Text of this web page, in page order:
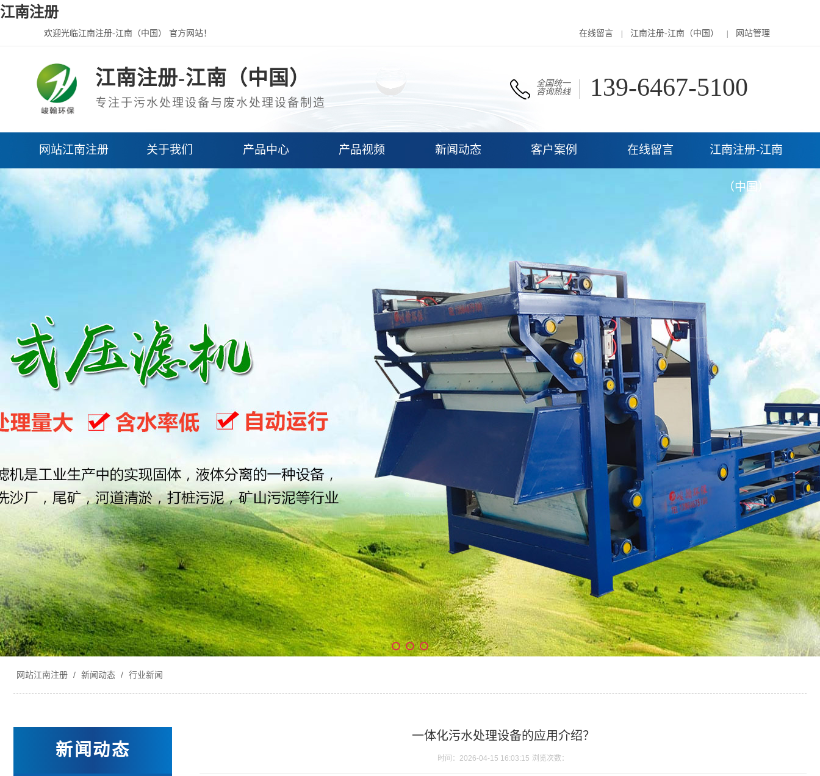
江南注册
欢迎光临江南注册-江南（中国） 官方网站！ 在线留言 江南注册-江南（中国） 网站管理
江南注册-江南（中国）
专注于污水处理设备与废水处理设备制造
全国统一
咨询热线
139-6467-5100
网站江南注册 关于我们 产品中心 产品视频 新闻动态 客户案例 在线留言 江南注册-江南
（中国）
网站江南注册 / 新闻动态 / 行业新闻
新闻动态
一体化污水处理设备的应用介绍？
时间：2026-04-15 16:03:15 浏览次数：